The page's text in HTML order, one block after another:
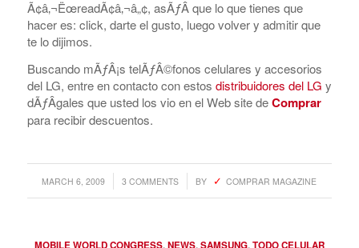
Ã¢â‚¬ËœreadÃ¢â‚¬â„¢, asÃƒÂ­ que lo que tienes que
hacer es: click, darte el gusto, luego volver y admitir que
te lo dijimos.
Buscando mÃƒÂ¡s telÃƒÂ©fonos celulares y accesorios
del LG, entre en contacto con estos distribuidores del LG y
dÃƒÂ­gales que usted los vio en el Web site deComprar
para recibir descuentos.
MARCH 6, 2009
/ 3 COMMENTS
/ BY COMPRAR MAGAZINE